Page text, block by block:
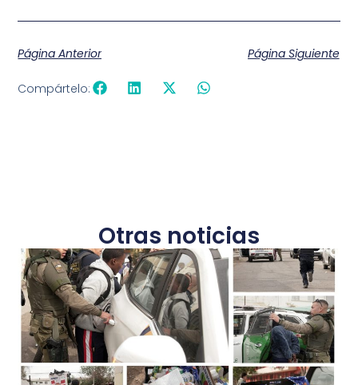
Página Anterior Página Siguiente
Compártelo:
Otras noticias